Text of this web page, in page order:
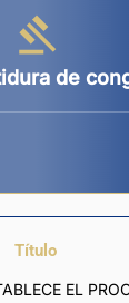
de
Título
EL